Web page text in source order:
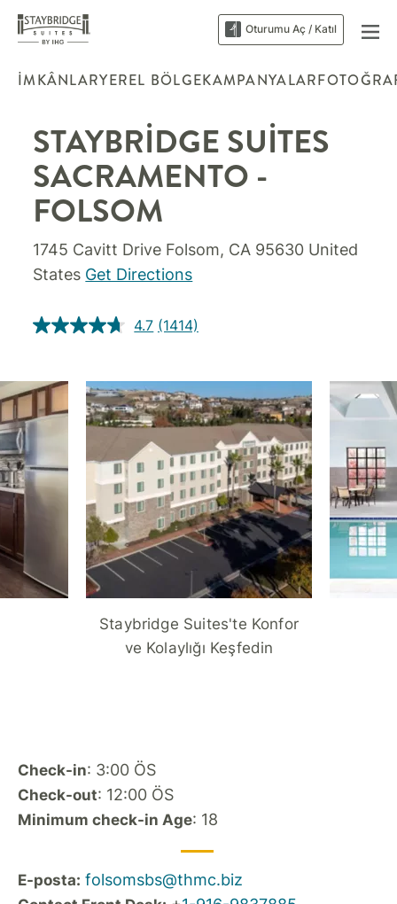
Oturumu Aç / Katıl
İMKÂNLARYEREL BÖLGEKAMPANYALAR
STAYBRIDGE SUITES
SACRAMENTO -
FOLSOM
1745 Cavitt Drive Folsom, CA 95630 United
States Get Directions
4.7 (1414)
Staybridge Suites'te Konfor
ve Kolaylığı Keşfedin
Check-in: 3:00 ÖS
Check-out: 12:00 ÖS
Minimum check-in Age: 18
E-posta: folsomsbs@thmc.biz